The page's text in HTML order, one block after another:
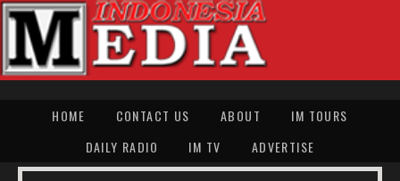
HOME CONTACT US ABOUT
IM TOURS
DAILY RADIO
IM TV ADVERTISE